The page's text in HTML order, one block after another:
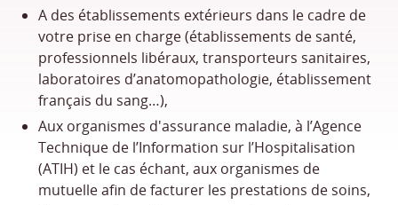
A des établissements extérieurs dans le cadre de
votre prise en charge (établissements de santé,
professionnels libéraux, transporteurs sanitaires,
laboratoires d’anatomopathologie, établissement
français du sang…),
Aux organismes d'assurance maladie, à l’Agence
Technique de l’Information sur l’Hospitalisation
(ATIH) et le cas échant, aux organismes de
mutuelle afin de facturer les prestations de soins,